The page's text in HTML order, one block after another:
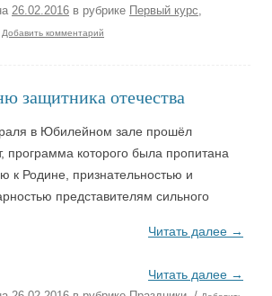
26.02.2016 в рубрике Первый курс
Добавить комментарий
защитника отечества
в Юбилейном зале прошёл
программа которого была пропитана
к Родине, признательностью и
представителям сильного
Читать далее →
Читать далее →